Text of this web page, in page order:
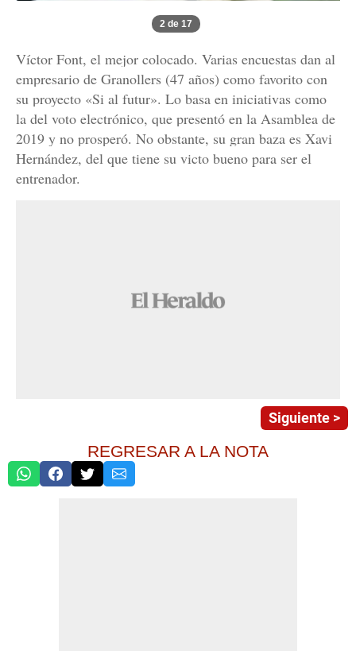
2 de 17
Víctor Font, el mejor colocado. Varias encuestas dan al
empresario de Granollers (47 años) como favorito con
su proyecto «Si al futur». Lo basa en iniciativas como
la del voto electrónico, que presentó en la Asamblea de
2019 y no prosperó. No obstante, su gran baza es Xavi
Hernández, del que tiene su victo bueno para ser el
entrenador.
Siguiente >
REGRESAR A LA NOTA